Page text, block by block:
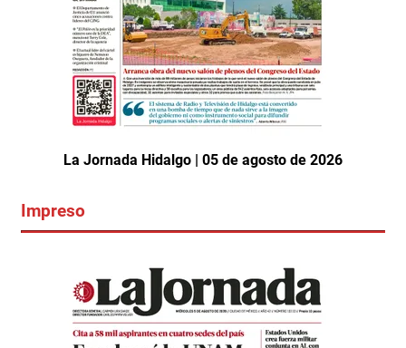
La Jornada Hidalgo | 05 de agosto de 2026
Impreso